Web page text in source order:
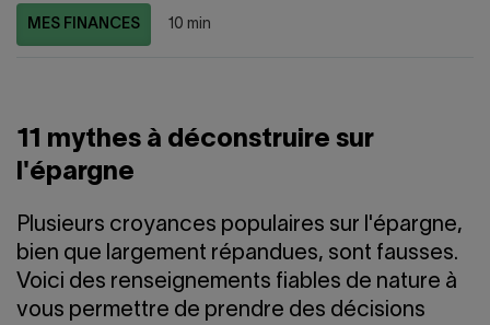
À propos
LIENS RAPIDES
Accueil Carrière
MES FINANCES 10 min
11 mythes à déconstruire sur
l'épargne
Plusieurs croyances populaires sur l'épargne,
bien que largement répandues, sont fausses.
Voici des renseignements fiables de nature à
vous permettre de prendre des décisions